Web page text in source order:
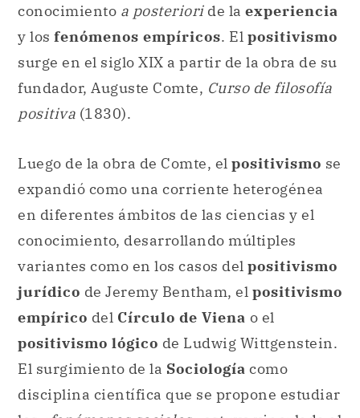
conocimiento a posterioride la experiencia
y los fenómenos empíricos. El positivismo
surge en el siglo XIX a partir de la obra de su
fundador, Auguste Comte, Curso de filosofía
positiva (1830).
Luego de la obra de Comte, el positivismo se
expandió como una corriente heterogénea
en diferentes ámbitos de las ciencias y el
conocimiento, desarrollando múltiples
variantes como en los casos del positivismo
jurídico de Jeremy Bentham, el positivismo
empírico del Círculo de Viena o el
positivismo lógico de Ludwig Wittgenstein.
El surgimiento de la Sociología como
disciplina científica que se propone estudiar